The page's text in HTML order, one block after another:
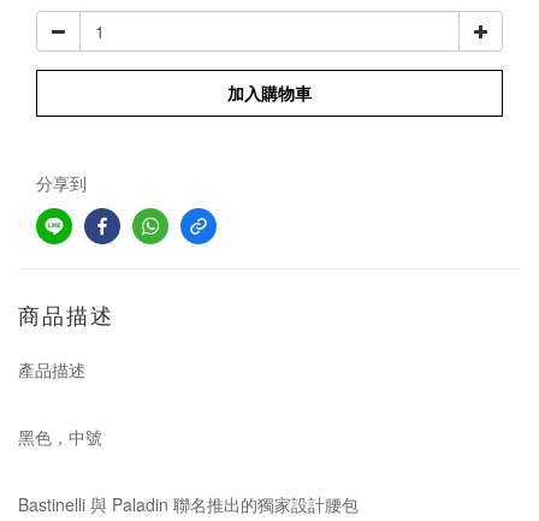
加入購物車
分享到
商品描述
產品描述
黑色，中號
Bastinelli 與 Paladin 聯名推出的獨家設計腰包